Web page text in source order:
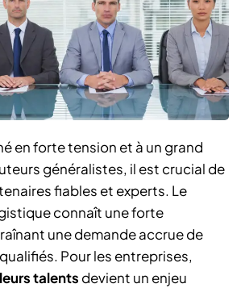
en forte tension et à un grand
généralistes, il est crucial de
fiables et experts. Le
connaît une forte
une demande accrue de
Pour les entreprises,
talents devient un enjeu